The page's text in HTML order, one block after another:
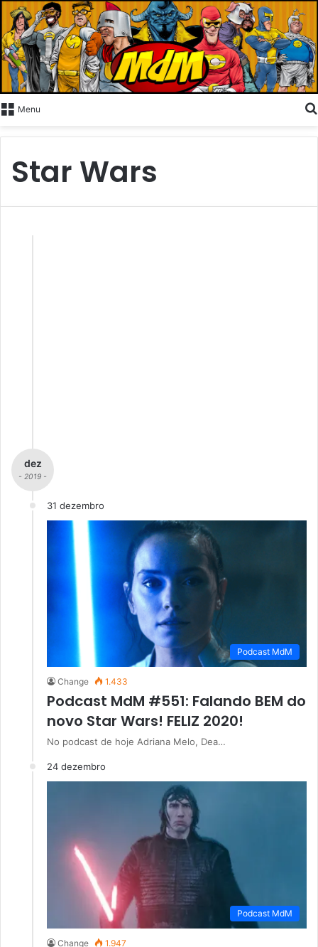
Menu
Star Wars
dez
- 2019 -
31 dezembro
Podcast MdM
Change 1.433
Podcast MdM #551: Falando BEM do
novo Star Wars! FELIZ 2020!
No podcast de hoje Adriana Melo, Dea…
24 dezembro
Podcast MdM
Change 1.947